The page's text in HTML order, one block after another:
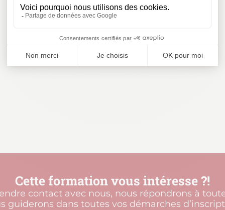
Cette formation vous intéresse ?!
contact avec nous, nous répondrons à
guiderons dans toutes vos démarches